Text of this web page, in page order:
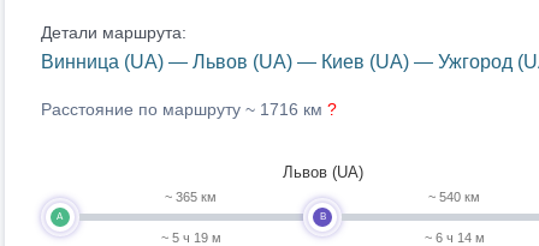
Детали маршрута:
Винница (UA) — Львов (UA) — Киев (UA) — Ужгород
Расстояние по маршруту ~ 1716 км ?
A
~ 365 км
~ 5 ч 19 м
B
Львов (UA)
~ 540 км
~ 6 ч 14 м